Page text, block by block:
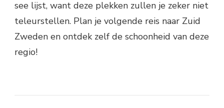
see lijst, want deze plekken zullen je zeker niet
teleurstellen. Plan je volgende reis naar Zuid
Zweden en ontdek zelf de schoonheid van deze
regio!